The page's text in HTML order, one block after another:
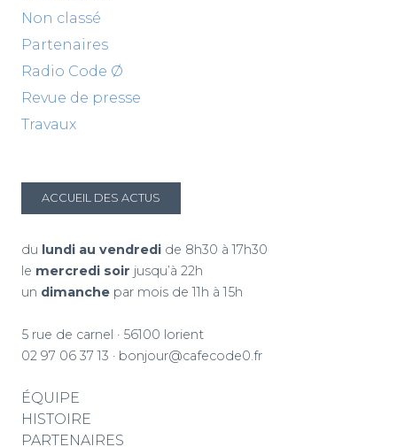
Non classé
Partenaires
Radio Code Ø
Revue de presse
Travaux
ACCUEIL DES ACTUS
du lundi au vendredi de 8h30 à 17h30
le mercredi soir jusqu’à 22h
un dimanche par mois de 11h à 15h
5 rue de carnel · 56100 lorient
02 97 06 37 13 · bonjour@cafecode0.fr
ÉQUIPE
HISTOIRE
PARTENAIRES